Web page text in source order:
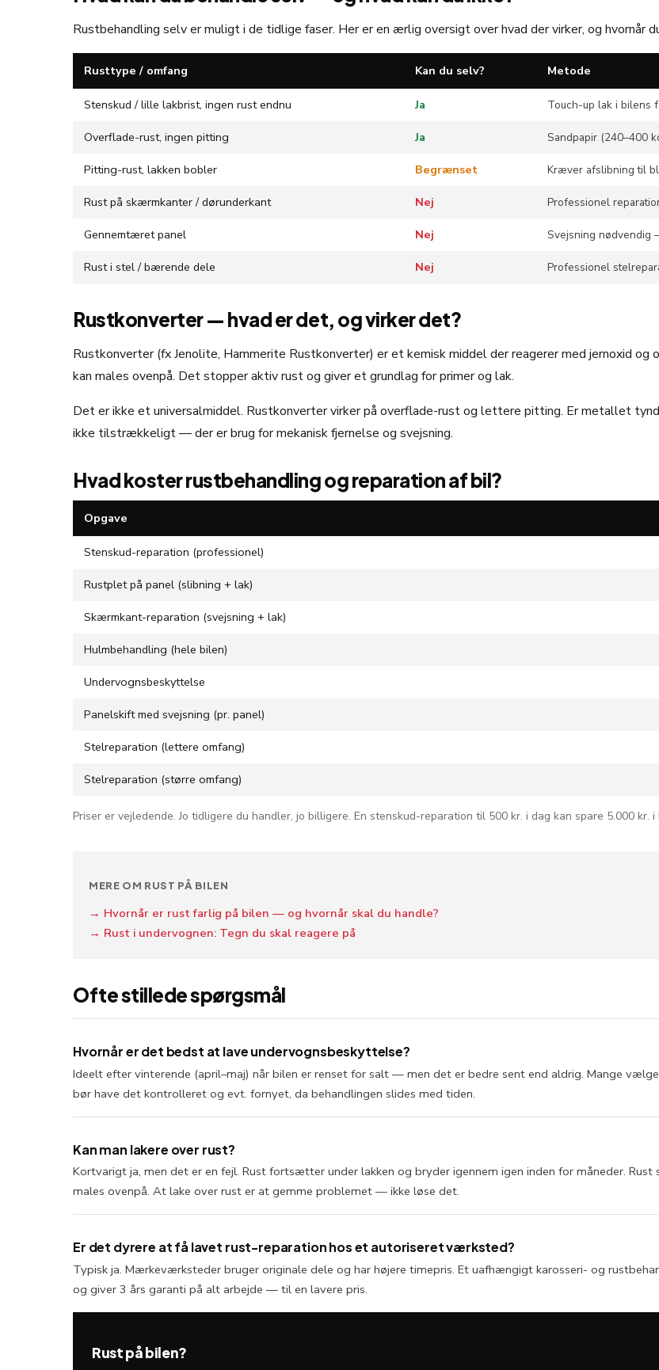
Rustbehandling selv er muligt i de tidlige faser. Her er en ærlig oversigt over hvad der virker, og hvornår
Rusttype / omfang Kan du selv? Metode
Stenskud / lille lakbrist, ingen rust endnu Ja Touch-up lak i bilens
Overflade-rust, ingen pitting Ja Sandpapir (240–400
Pitting-rust, lakken bobler Begrænset Kræver afslibning til
Rust på skærmkanter / dørunderkant Nej Professionel
Gennemtæret panel Nej Svejsning
Rust i stel / bærende dele Nej Professionel
Rustkonverter — hvad er det, og virker det?
Rustkonverter (fx Jenolite, Hammerite Rustkonverter) er et kemisk middel der reagerer med jernoxid
kan males ovenpå. Det stopper aktiv rust og giver et grundlag for primer og lak.
Det er ikke et universalmiddel. Rustkonverter virker på overflade-rust og lettere pitting. Er metallet
ikke tilstrækkeligt — der er brug for mekanisk fjernelse og svejsning.
Hvad koster rustbehandling og reparation af bil?
Opgave
Stenskud-reparation (professionel)
Rustplet på panel (slibning + lak)
Skærmkant-reparation (svejsning + lak)
Hulmbehandling (hele bilen)
Undervognsbeskyttelse
Panelskift med svejsning (pr. panel)
Stelreparation (lettere omfang)
Stelreparation (større omfang)
Priser er vejledende. Jo tidligere du handler, jo billigere. En stenskud-reparation til 500 kr. i dag kan spare 5.000 kr.
MERE OM RUST PÅ BILEN
→ Hvornår er rust farlig på bilen — og hvornår skal du handle?
→ Rust i undervognen: Tegn du skal reagere på
Ofte stillede spørgsmål
Hvornår er det bedst at lave undervognsbeskyttelse?
Ideelt efter vinterende (april–maj) når bilen er renset for salt — men det er bedre sent end aldrig. Mange
bør have det kontrolleret og evt. fornyet, da behandlingen slides med tiden.
Kan man lakere over rust?
Kortvarigt ja, men det er en fejl. Rust fortsætter under lakken og bryder igennem igen inden for måneder. Rust
males ovenpå. At lake over rust er at gemme problemet — ikke løse det.
Er det dyrere at få lavet rust-reparation hos et autoriseret værksted?
Typisk ja. Mærkeværksteder bruger originale dele og har højere timepris. Et uafhængigt karosseri- og
og giver 3 års garanti på alt arbejde — til en lavere pris.
Rust på bilen?